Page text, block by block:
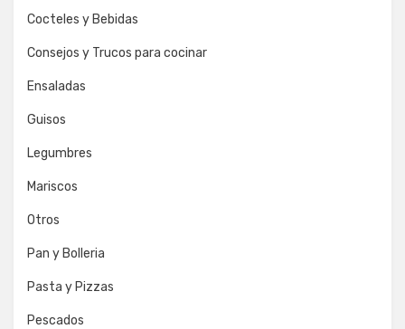
Cocteles y Bebidas
Consejos y Trucos para cocinar
Ensaladas
Guisos
Legumbres
Mariscos
Otros
Pan y Bolleria
Pasta y Pizzas
Pescados